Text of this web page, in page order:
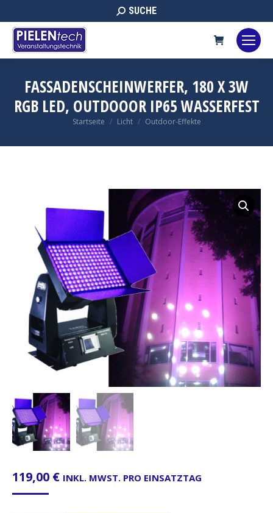
Search:
SUCHE
FASSADENSCHEINWERFER, 180 X 3W
RGB LED, OUTDOOOR IP65 WASSERFEST
Sie befinden sich hier:
Startseite Licht Outdoor-Effekte
119,00 € INKL. MWST. PRO EINSATZTAG